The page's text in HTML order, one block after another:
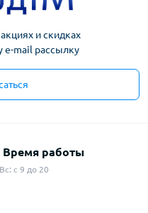
и скидках
e-mail рассылку
Время работы
с 9 до 20